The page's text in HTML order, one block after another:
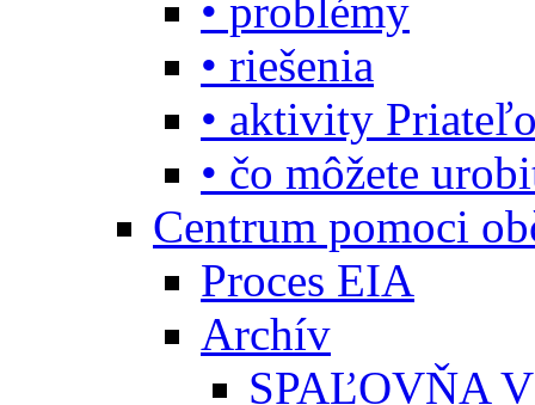
• problémy
• riešenia
• aktivity
• čo môžete
Centrum pomoci
Proces EIA
Archív
SPAĽOVŇA